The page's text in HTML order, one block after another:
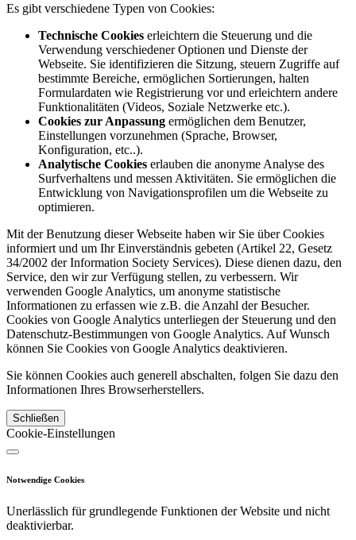
Es gibt verschiedene Typen von Cookies:
Technische Cookies erleichtern die Steuerung und die
Verwendung verschiedener Optionen und Dienste der
Webseite. Sie identifizieren die Sitzung, steuern Zugriffe auf
bestimmte Bereiche, ermöglichen Sortierungen, halten
Formulardaten wie Registrierung vor und erleichtern andere
Funktionalitäten (Videos, Soziale Netzwerke etc.).
Cookies zur Anpassung ermöglichen dem Benutzer,
Einstellungen vorzunehmen (Sprache, Browser,
Konfiguration, etc..).
Analytische Cookies erlauben die anonyme Analyse des
Surfverhaltens und messen Aktivitäten. Sie ermöglichen die
Entwicklung von Navigationsprofilen um die Webseite zu
optimieren.
Mit der Benutzung dieser Webseite haben wir Sie über Cookies
informiert und um Ihr Einverständnis gebeten (Artikel 22, Gesetz
34/2002 der Information Society Services). Diese dienen dazu, den
Service, den wir zur Verfügung stellen, zu verbessern. Wir
verwenden Google Analytics, um anonyme statistische
Informationen zu erfassen wie z.B. die Anzahl der Besucher.
Cookies von Google Analytics unterliegen der Steuerung und den
Datenschutz-Bestimmungen von Google Analytics. Auf Wunsch
können Sie Cookies von Google Analytics deaktivieren.
Sie können Cookies auch generell abschalten, folgen Sie dazu den
Informationen Ihres Browserherstellers.
Schließen
Cookie-Einstellungen
Notwendige Cookies
Unerlässlich für grundlegende Funktionen der Website und nicht
deaktivierbar.